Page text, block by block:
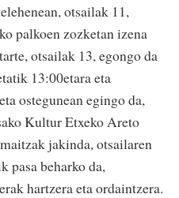
otsailak 11,
palkoen zozketan izena
otsailak 13, egongo da
13:00etara eta
ostegunean egingo da,
Kultur Etxeko Areto
jakinda, otsailaren
pasa beharko da,
hartzera eta ordaintzera.